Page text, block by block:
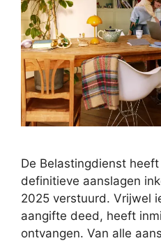
De Belastingdienst
definitieve aanslagen
2025 verstuurd. Vrijwel
aangifte deed, heeft
ontvangen. Van alle